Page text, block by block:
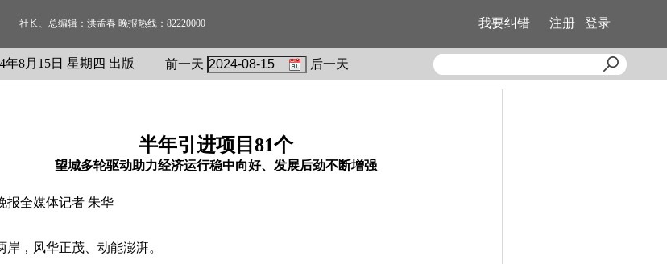
社长、总编辑：洪孟春 晚报热线：82220000 我要纠错 注册 登录
年8月 15日 星期 四 出版 前一天 后一天
半年引进项目81个
望城多轮驱动助力经济运行稳中向好、发展后劲不断增强
全媒体记者 朱华
，风华正茂、动能澎湃。